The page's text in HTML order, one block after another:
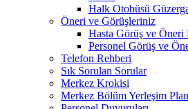
Halk Otobüsü
Öneri ve Görüşleriniz
Hasta Görüş ve Öneri
Personel Görüş ve
Telefon Rehberi
Sık Sorulan Sorular
Merkez Krokisi
Merkez Bölüm Yerleşim